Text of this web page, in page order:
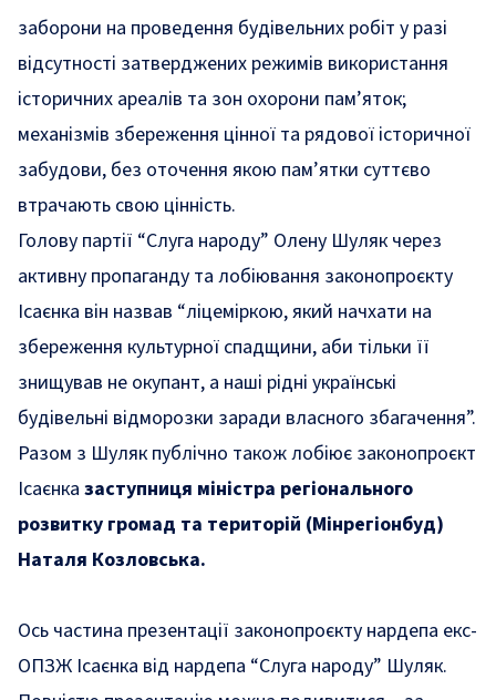
заборони на проведення будівельних робіт у разі
відсутності затверджених режимів використання
історичних ареалів та зон охорони пам’яток;
механізмів збереження цінної та рядової історичної
забудови, без оточення якою пам’ятки суттєво
втрачають свою цінність.
Голову партії “Слуга народу” Олену Шуляк через
активну пропаганду та лобіювання законопроєкту
Ісаєнка він назвав “ліцеміркою, який начхати на
збереження культурної спадщини, аби тільки її
знищував не окупант, а наші рідні українські
будівельні відморозки заради власного збагачення”.
Разом з Шуляк публічно також лобіює законопроєкт
Ісаєнка заступниця міністра регіонального
розвитку громад та територій (Мінрегіонбуд)
Наталя Козловська.
Ось частина презентації законопроєкту нардепа екс-
ОПЗЖ Ісаєнка від нардепа “Слуга народу” Шуляк.